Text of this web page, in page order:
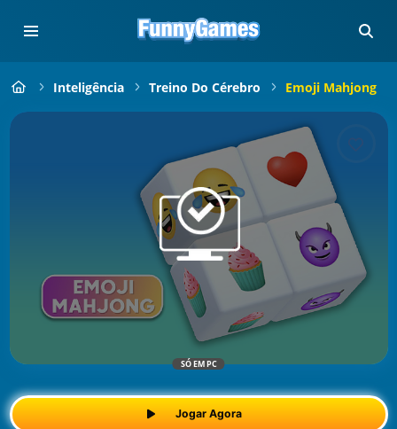
Inteligência Treino Do Cérebro Emoji Mahjong
SÓ EM PC
Jogar Agora